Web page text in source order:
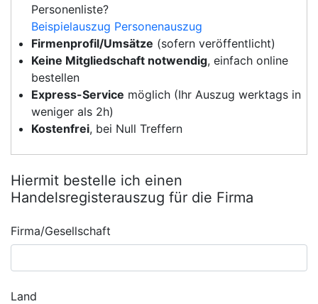
Personenliste?
Beispielauszug Personenauszug
Firmenprofil/Umsätze (sofern veröffentlicht)
Keine Mitgliedschaft notwendig, einfach online
bestellen
Express-Service möglich (Ihr Auszug werktags in
weniger als 2h)
Kostenfrei, bei Null Treffern
Hiermit bestelle ich einen
Handelsregisterauszug für die Firma
Firma/Gesellschaft
Land